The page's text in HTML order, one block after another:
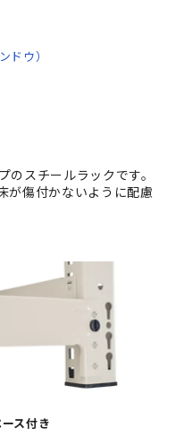
ドウ）
のスチールラックです。
が傷付かないように配慮
ス付き